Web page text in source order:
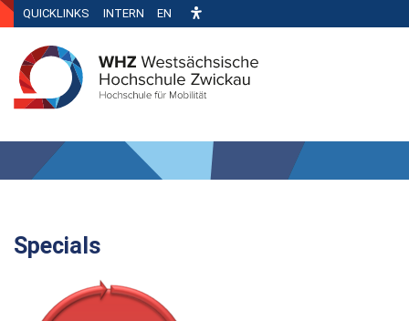
QUICKLINKS INTERN EN
Specials